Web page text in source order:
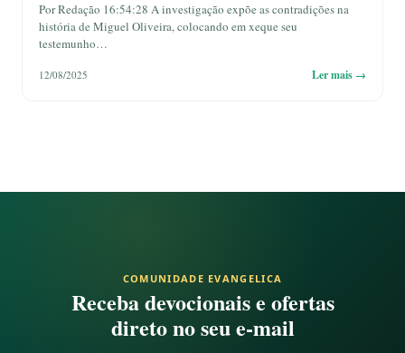
Por Redação 16:54:28 A investigação expõe as contradições na
história de Miguel Oliveira, colocando em xeque seu
testemunho…
12/08/2025 Ler mais →
COMUNIDADE EVANGELICA
Receba devocionais e ofertas
direto no seu e-mail